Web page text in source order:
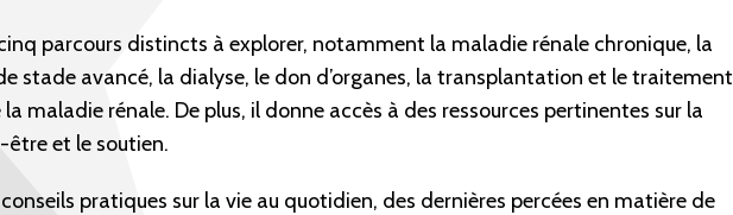
parcours distincts à explorer, notamment la maladie rénale chronique, la
stade avancé, la dialyse, le don d’organes, la transplantation et le traitement
maladie rénale. De plus, il donne accès à des ressources pertinentes sur la
et le soutien.
conseils pratiques sur la vie au quotidien, des dernières percées en matière de